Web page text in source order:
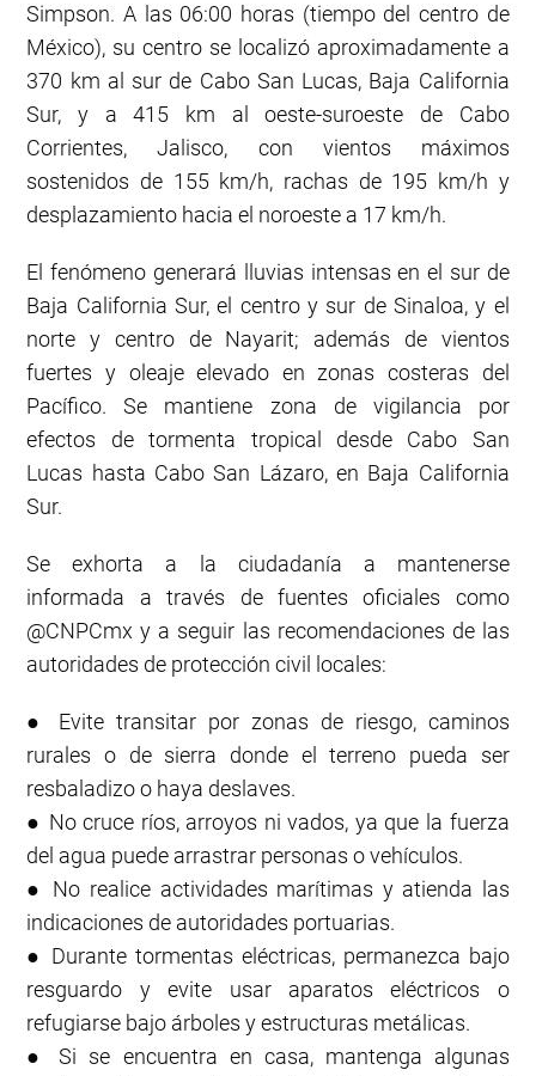
Simpson. A las 06:00 horas (tiempo del centro de
México), su centro se localizó aproximadamente a
370 km al sur de Cabo San Lucas, Baja California
Sur, y a 415 km al oeste-suroeste de Cabo
Corrientes, Jalisco, con vientos máximos
sostenidos de 155 km/h, rachas de 195 km/h y
desplazamiento hacia el noroeste a 17 km/h.
El fenómeno generará lluvias intensas en el sur de
Baja California Sur, el centro y sur de Sinaloa, y el
norte y centro de Nayarit; además de vientos
fuertes y oleaje elevado en zonas costeras del
Pacífico. Se mantiene zona de vigilancia por
efectos de tormenta tropical desde Cabo San
Lucas hasta Cabo San Lázaro, en Baja California
Sur.
Se exhorta a la ciudadanía a mantenerse
informada a través de fuentes oficiales como
@CNPCmx y a seguir las recomendaciones de las
autoridades de protección civil locales:
● Evite transitar por zonas de riesgo, caminos
rurales o de sierra donde el terreno pueda ser
resbaladizo o haya deslaves.
● No cruce ríos, arroyos ni vados, ya que la fuerza
del agua puede arrastrar personas o vehículos.
● No realice actividades marítimas y atienda las
indicaciones de autoridades portuarias.
● Durante tormentas eléctricas, permanezca bajo
resguardo y evite usar aparatos eléctricos o
refugiarse bajo árboles y estructuras metálicas.
● Si se encuentra en casa, mantenga algunas